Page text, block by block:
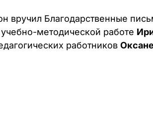
Благодарственные
методической работе
работников